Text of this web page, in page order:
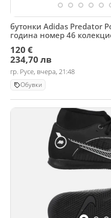
бутонки Adidas Predator
година номер 46
120 €
234,70 лв
гр. Русе, вчера, 21:48
Обувки